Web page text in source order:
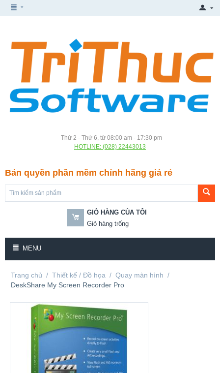
Thứ 2 - Thứ 6, từ 08:00 am - 17:30 pm
HOTLINE: (028) 22443013
Bản quyền phần mềm chính hãng giá rẻ
GIỎ HÀNG CỦA TÔI
Giỏ hàng trống
MENU
Trang chủ / Thiết kế / Đồ họa / Quay màn hình /
DeskShare My Screen Recorder Pro